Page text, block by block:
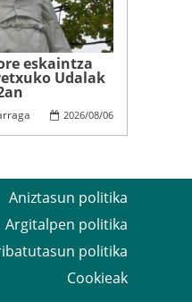
eskaintza
Udalak
2026/08/06
Aniztasun politika
Argitalpen politika
politika
Cookieak